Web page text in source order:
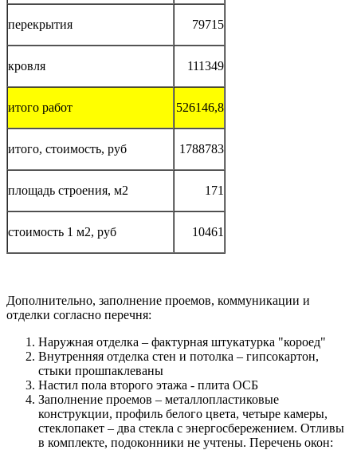
перекрытия 79715
кровля 111349
итого работ 526146,8
итого, стоимость, руб 1788783
площадь строения, м2 171
стоимость 1 м2, руб 10461
Дополнительно, заполнение проемов, коммуникации и
отделки согласно перечня:
Наружная отделка – фактурная штукатурка "короед"
Внутренняя отделка стен и потолка – гипсокартон,
стыки прошпаклеваны
Настил пола второго этажа - плита ОСБ
Заполнение проемов – металлопластиковые
конструкции, профиль белого цвета, четыре камеры,
стеклопакет – два стекла с энергосбережением. Отливы
в комплекте, подоконники не учтены. Перечень окон: